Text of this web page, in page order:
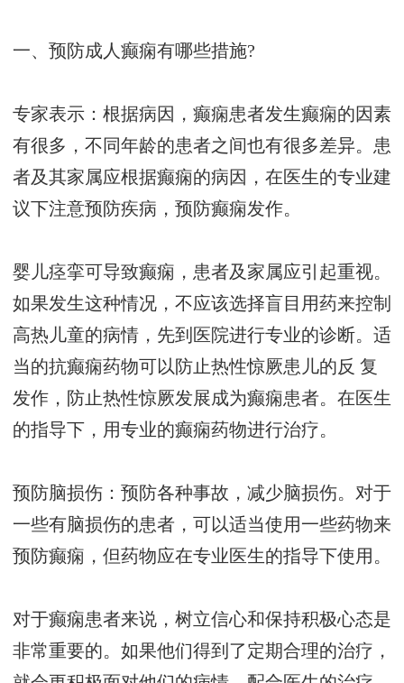
一、预防成人癫痫有哪些措施?
专家表示：根据病因，癫痫患者发生癫痫的因素
有很多，不同年龄的患者之间也有很多差异。患
者及其家属应根据癫痫的病因，在医生的专业建
议下注意预防疾病，预防癫痫发作。
婴儿痉挛可导致癫痫，患者及家属应引起重视。
如果发生这种情况，不应该选择盲目用药来控制
高热儿童的病情，先到医院进行专业的诊断。适
当的抗癫痫药物可以防止热性惊厥患儿的反 复
发作，防止热性惊厥发展成为癫痫患者。在医生
的指导下，用专业的癫痫药物进行治疗。
预防脑损伤：预防各种事故，减少脑损伤。对于
一些有脑损伤的患者，可以适当使用一些药物来
预防癫痫，但药物应在专业医生的指导下使用。
对于癫痫患者来说，树立信心和保持积极心态是
非常重要的。如果他们得到了定期合理的治疗，